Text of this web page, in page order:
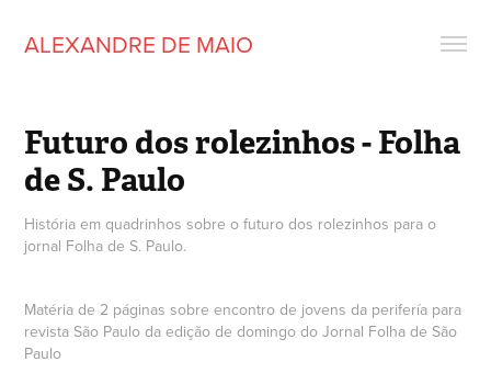
ALEXANDRE DE MAIO
Futuro dos rolezinhos - Folha
de S. Paulo
História em quadrinhos sobre o futuro dos rolezinhos para o
jornal Folha de S. Paulo.
Matéria de 2 páginas sobre encontro de jovens da perifería para
revista São Paulo da edição de domingo do Jornal Folha de São
Paulo